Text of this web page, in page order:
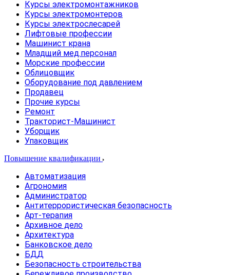
Курсы электромонтажников
Курсы электромонтеров
Курсы электрослесарей
Лифтовые профессии
Машинист крана
Младщий мед.персонал
Морские профессии
Облицовщик
Оборудование под давлением
Продавец
Прочие курсы
Ремонт
Тракторист-Машинист
Уборщик
Упаковщик
Повышение квалификации
Автоматизация
Агрономия
Администратор
Антитеррористическая безопасность
Арт-терапия
Архивное дело
Архитектура
Банковское дело
БДД
Безопасность строительства